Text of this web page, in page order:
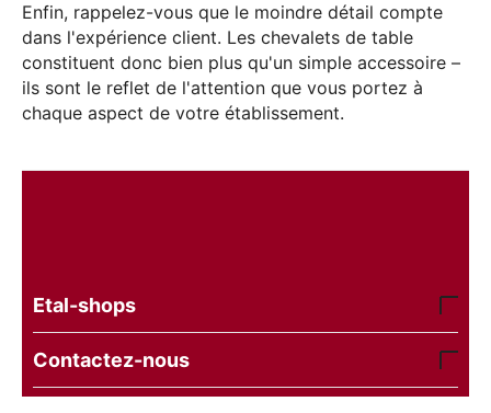
Enfin, rappelez-vous que le moindre détail compte
dans l'expérience client. Les chevalets de table
constituent donc bien plus qu'un simple accessoire –
ils sont le reflet de l'attention que vous portez à
chaque aspect de votre établissement.
Etal-shops
Contactez-nous